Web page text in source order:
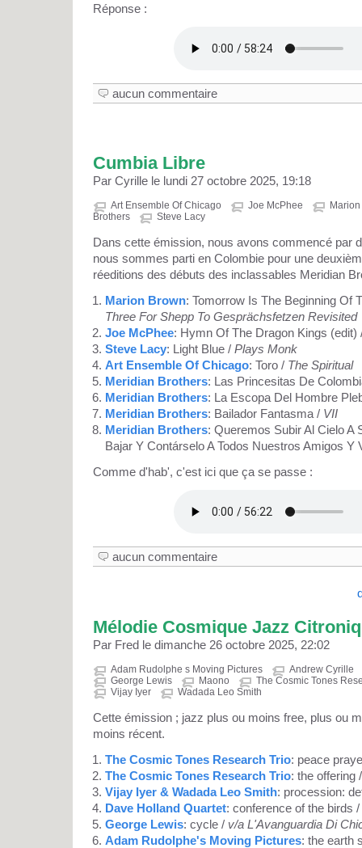
Réponse :
aucun commentaire
Cumbia Libre
Par Cyrille le lundi 27 octobre 2025, 19:18
Art Ensemble Of Chicago Joe McPhee
Brothers
Steve Lacy
Dans cette émission, nous avons commencé par
nous sommes parti en Colombie pour une
réeditions des débuts des inclassables Meridian
Marion Brown: Tomorrow Is The Beginning Of
Three For Shepp To Gesprächsfetzen Revisited
Joe McPhee: Hymn Of The Dragon Kings
Steve Lacy: Light Blue / Plays Monk
Art Ensemble Of Chicago: Toro / The Spiritual
Meridian Brothers: Las Princesitas De
Meridian Brothers: La Escopa Del Hombre
Meridian Brothers: Bailador Fantasma / VII
Meridian Brothers: Queremos Subir Al Cielo A
Bajar Y Contárselo A Todos Nuestros Amigos Y
Comme d'hab', c'est ici que ça se passe :
aucun commentaire
Mélodie Cosmique Jazz
Par Fred le dimanche 26 octobre 2025, 22:02
Adam Rudolphe s Moving Pictures
Andrew Cyrille
George Lewis
Maono
The Cosmic Tones
Vijay Iyer
Wadada Leo Smith
Cette émission ; jazz plus ou moins free, plus ou
moins récent.
The Cosmic Tones Research Trio: peace
The Cosmic Tones Research Trio: the offering
Vijay Iyer & Wadada Leo Smith: procession:
Dave Holland Quartet: conference of the birds /
George Lewis: cycle / v/a L'Avanguardia Di
Adam Rudolphe's Moving Pictures: the earth